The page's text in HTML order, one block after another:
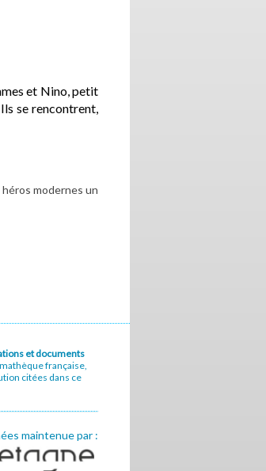
et Nino, petit
se rencontrent,
modernes un
et documents
française,
citées dans ce
maintenue par :